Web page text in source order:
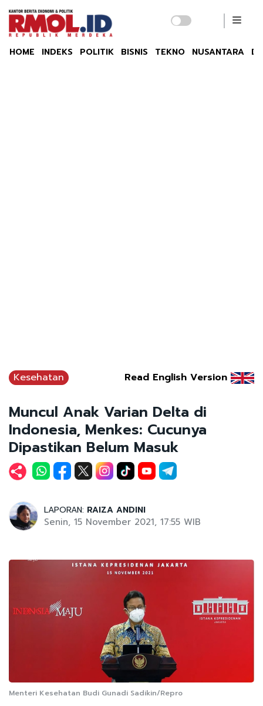
HOME INDEKS POLITIK BISNIS TEKNO NUSANTARA
Kesehatan Read English Version
Muncul Anak Varian Delta di
Indonesia, Menkes: Cucunya
Dipastikan Belum Masuk
LAPORAN: RAIZA ANDINI
Senin, 15 November 2021, 17:55 WIB
Menteri Kesehatan Budi Gunadi Sadikin/Repro